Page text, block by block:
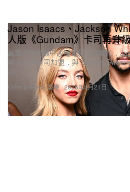
Entertainment 娛樂
Jason Isaacs、Jackson
人版《Gundam》卡司再升
萬眾期待的機甲改編電影正式開拍，
等 6 位新卡司加盟，與 Sydney
2026年4月21日